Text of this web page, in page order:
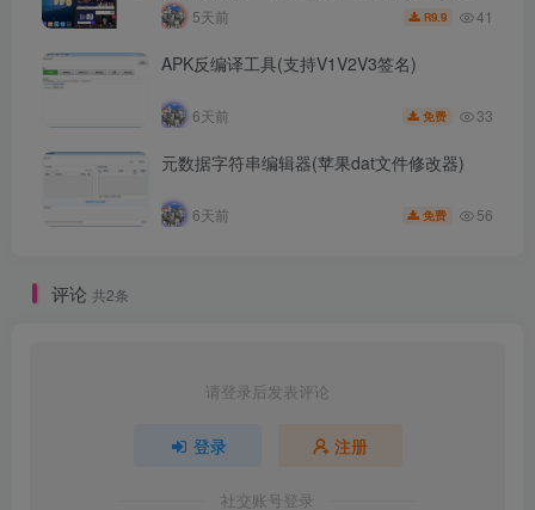
5天前 R9.9 41
APK反编译工具(支持V1V2V3签名)
6天前 免费 33
元数据字符串编辑器(苹果dat文件修改器)
6天前 免费 56
评论 共2条
请登录后发表评论
登录 注册
社交账号登录